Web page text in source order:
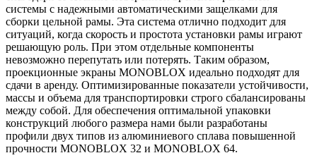
системы с надежными автоматическими защелками для
сборки цельной рамы. Эта система отлично подходит для
ситуаций, когда скорость и простота установки рамы играют
решающую роль. При этом отдельные компоненты
невозможно перепутать или потерять. Таким образом,
проекционные экраны MONOBLOX идеально подходят для
сдачи в аренду. Оптимизированные показатели устойчивости,
массы и объема для транспортировки строго сбалансированы
между собой. Для обеспечения оптимальной упаковки
конструкций любого размера нами были разработаны
профили двух типов из алюминиевого сплава повышенной
прочности MONOBLOX 32 и MONOBLOX 64.